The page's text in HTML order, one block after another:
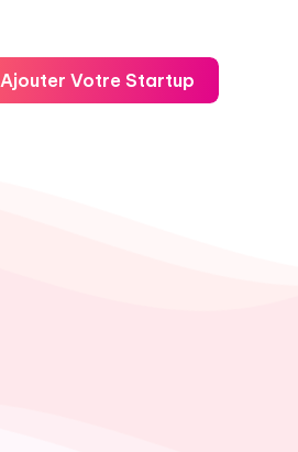
Ajouter Votre Startup